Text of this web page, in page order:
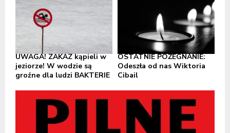
UWAGA! ZAKAZ kąpieli w
jeziorze! W wodzie są
groźne dla ludzi BAKTERIE
OSTATNIE POŻEGNANIE:
Odeszła od nas Wiktoria
Cibail